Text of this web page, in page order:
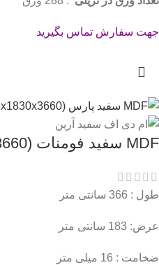
جهت سفارش تماس بگیرید
MDF سفید فومنات (16x1830x3660)
طول : 366 سانتی متر
عرض: 183 سانتی متر
ضخامت : 16 میلی متر